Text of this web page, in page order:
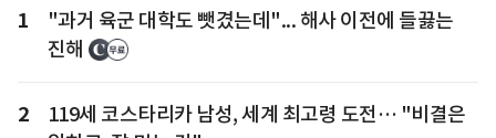
1
"과거 육군 대학도 뺏겼는데"... 해사 이전에 들끓는
진해
2
119세 코스타리카 남성, 세계 최고령 도전… "비결은